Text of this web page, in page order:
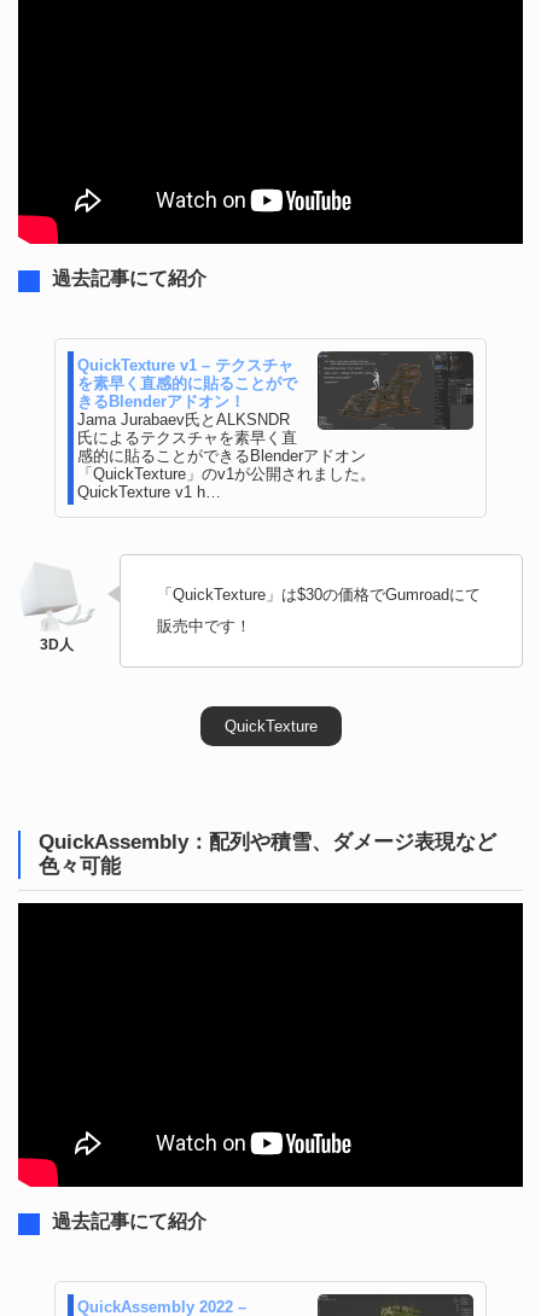
過去記事にて紹介
QuickTexture v1 – テクスチャ
を素早く直感的に貼ることがで
きるBlenderアドオン！
Jama Jurabaev氏とALKSNDR
氏によるテクスチャを素早く直
感的に貼ることができるBlenderアドオン
「QuickTexture」のv1が公開されました。
QuickTexture v1 h…
「QuickTexture」は$30の価格でGumroadにて
販売中です！
QuickTexture
QuickAssembly：配列や積雪、ダメージ表現など
色々可能
過去記事にて紹介
QuickAssembly 2022 –